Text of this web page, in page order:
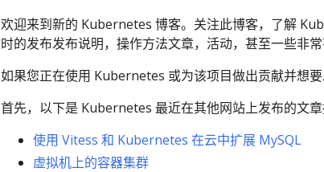
欢迎来到新的 Kubernetes 博客。关注此博客，了解
时的发布发布说明，操作方法文章，活动，甚至一些非常
如果您正在使用 Kubernetes 或为该项目做出贡献并想要
首先，以下是 Kubernetes 最近在其他网站上发布的文章
使用 Vitess 和 Kubernetes 在云中扩展 MySQL
虚拟机上的容器集群